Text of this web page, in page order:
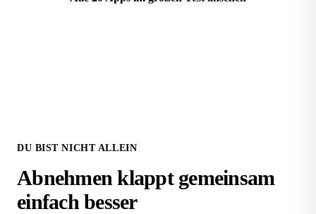
DU BIST NICHT ALLEIN
Abnehmen klappt gemeinsam
einfach besser